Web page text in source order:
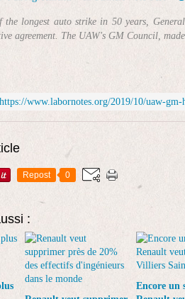
the longest auto strike in 50 years,
agreement. The UAW's GM Council,
https://www.labornotes.org/2019/10/uaw-
Repost 0
:
Encore un